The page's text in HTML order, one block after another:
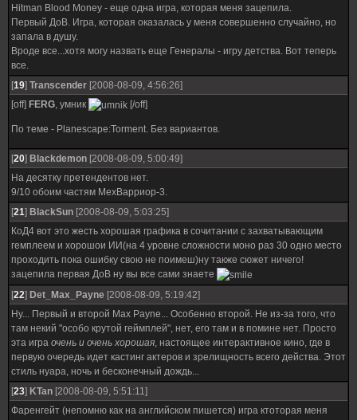
Hitman Blood Мoney - еще одна игра, которая меня зацепила.
Первый ДоВ. Игра, которая оказалась у меня совершенно случайно, но
запала в душу.
Вроде все...хотя могу назвать еще Генералы - игру детства. Вот теперь
все.
[19] Transcender [2008-08-09, 4:56:26]
[off] FERG, умник [/off]
По теме - Planescape:Torment. Без вариантов.
[20] Blackdemon [2008-08-09, 5:00:49]
На десятку претендентов нет.
9/10 обоим частям МехВарриор-3.
[21] BlackSun [2008-08-09, 5:03:25]
КоД4 вот это жесть хорошая графика в сочитании с захватывающим
гемплеем и хорошои ИИ(на 4 уровне сложности моно раз 30 одно место
проходить пока ошибку свою не поимеш)ну также сюжет ничего!
зацепила первая ДоВ ну вы все сами знаете
[22] Det_Max_Payne [2008-08-09, 5:19:42]
Ну... Первый и второй Max Payne... Особенно второй. Не из-за того, что
там некий "особо крутой геймплей", нет, его там и в помине нет. Просто
эта игра очень и очень хорошая, настоящее интерактивное кино, где в
первую очередь идет кастинг актеров и зрелищность всего действа. Этот
стиль нуара, ночь и бесконечный дождь...
[23] KTan [2008-08-09, 5:51:11]
Фаренгейт (непомню как на английском пишется) игра ктоторая меня